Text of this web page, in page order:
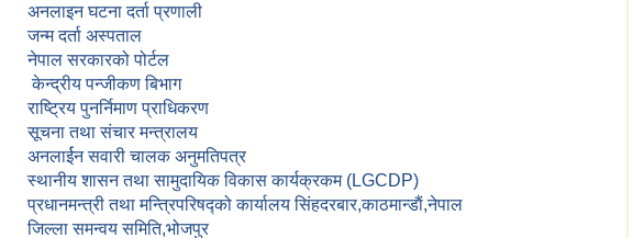
अनलाइन घटना दर्ता प्रणाली
जन्म दर्ता अस्पताल
नेपाल सरकारको पोर्टल
केन्द्रीय पन्जीकण बिभाग
राष्ट्रिय पुनर्निमाण प्राधिकरण
सूचना तथा संचार मन्त्रालय
अनलार्ईन सवारी चालक अनुमतिपत्र
स्थानीय शासन तथा सामुदायिक विकास कार्यक्रकम (LGCDP)
प्रधानमन्त्री तथा मन्त्रिपरिषद्को कार्यालय सिंहदरबार,काठमान्डाैं,नेपाल
जिल्ला समन्वय समिति,भोजपुर